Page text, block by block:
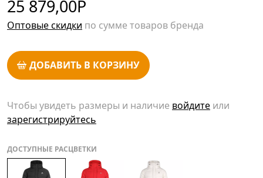
25 879,00Р
Оптовые скидки по сумме товаров бренда
ДОБАВИТЬ В КОРЗИНУ
Чтобы увидеть размеры и наличие войдите или
зарегистрируйтесь
ДОСТУПНЫЕ РАСЦВЕТКИ